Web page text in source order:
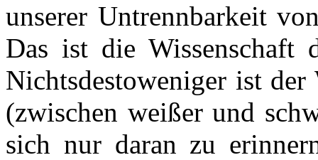
unserer Untrennbarkeit
Das ist die
Nichtsdestoweniger ist
(zwischen weißer und
sich nur daran zu